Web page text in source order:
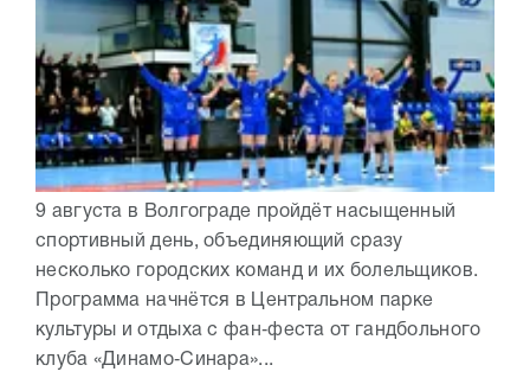
9 августа в Волгограде пройдёт насыщенный
спортивный день, объединяющий сразу
несколько городских команд и их болельщиков.
Программа начнётся в Центральном парке
культуры и отдыха с фан‑феста от гандбольного
клуба «Динамо‑Синара»...